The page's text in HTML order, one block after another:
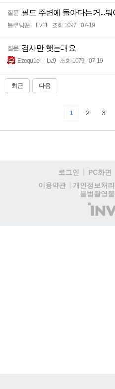
질문 필드 주변에 돌아다는거...뭐
블무냥꾼 Lv.11 조회 1097 07-19
질문 검사만 햇는대요
Ezequ1el Lv.9 조회 1079 07-19
최근 다음
1 2 3
로그인 PC화면
이용약관
개인정보처리
불법촬영